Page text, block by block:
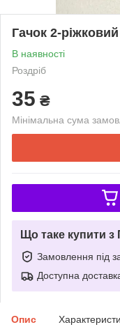
Гачок 2-
В наявності
Роздріб
35 ₴
Мінімальна сума
Що таке купити
Замовлення під
Доступна
Опис